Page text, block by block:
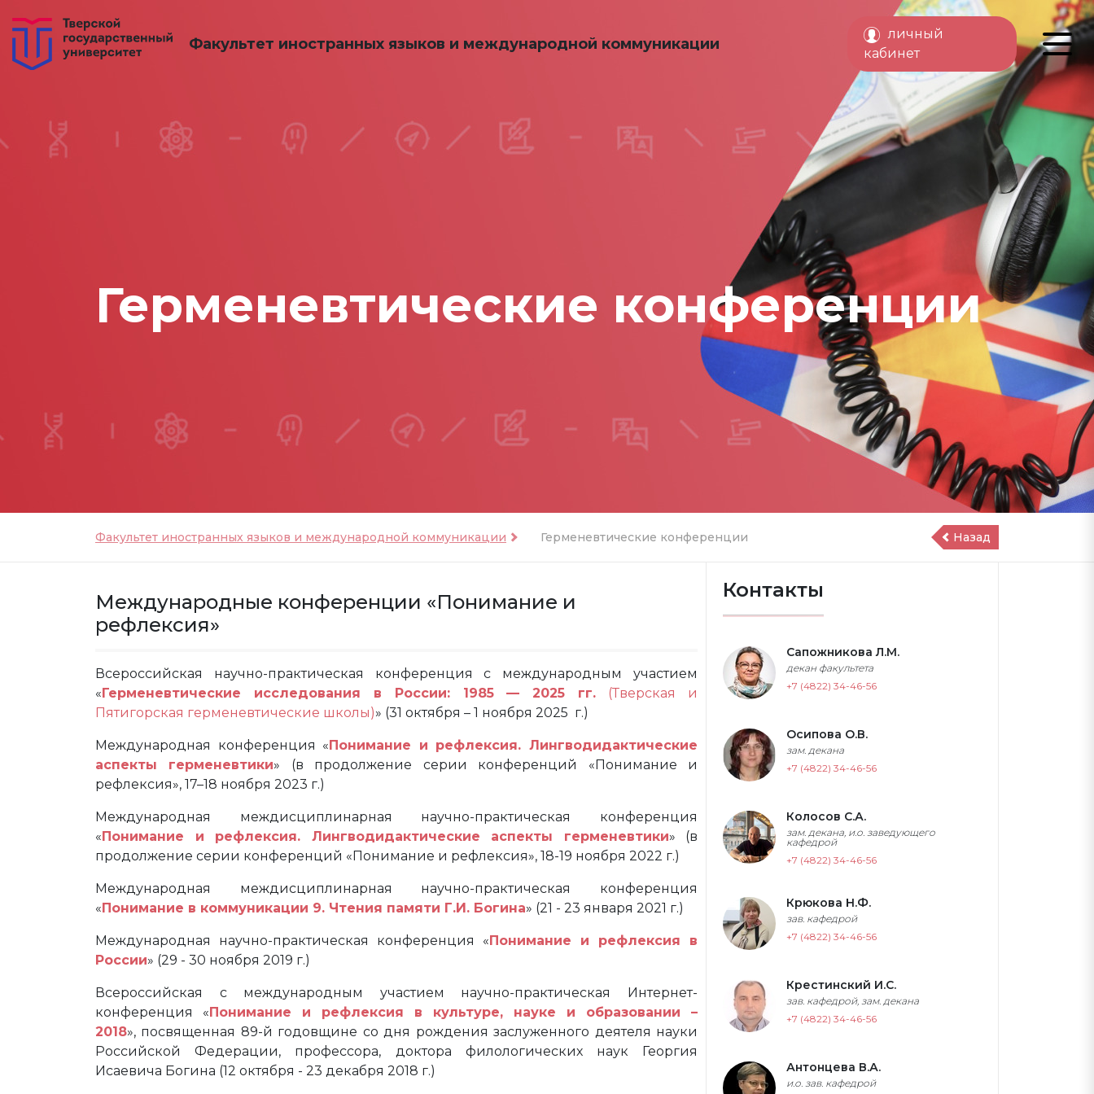
Факультет иностранных языков и международной коммуникации
личный
кабинет
Герменевтические конференции
Факультет иностранных языков и международной коммуникации Герменевтические конференции Назад
Международные конференции «Понимание и
рефлексия»
Всероссийская научно-практическая конференция с международным участием
«Герменевтические исследования в России: 1985 — 2025 гг. (Тверская и
Пятигорская герменевтические школы)» (31 октября – 1 ноября 2025 г.)
Международная конференция «Понимание и рефлексия. Лингводидактические
аспекты герменевтики» (в продолжение серии конференций «Понимание и
рефлексия», 17–18 ноября 2023 г.)
Международная междисциплинарная научно-практическая конференция
«Понимание и рефлексия. Лингводидактические аспекты герменевтики» (в
продолжение серии конференций «Понимание и рефлексия», 18-19 ноября 2022 г.)
Международная междисциплинарная научно-практическая конференция
«Понимание в коммуникации 9. Чтения памяти Г.И. Богина» (21 - 23 января 2021 г.)
Международная научно-практическая конференция «Понимание и рефлексия в
России» (29 - 30 ноября 2019 г.)
Всероссийская с международным участием научно-практическая Интернет-
конференция «Понимание и рефлексия в культуре, науке и образовании –
2018», посвященная 89-й годовщине со дня рождения заслуженного деятеля науки
Российской Федерации, профессора, доктора филологических наук Георгия
Исаевича Богина (12 октября - 23 декабря 2018 г.)
Контакты
Сапожникова Л.М.
декан факультета
+7 (4822) 34-46-56
Осипова О.В.
зам. декана
+7 (4822) 34-46-56
Колосов С.А.
зам. декана, и.о. заведующего
кафедрой
+7 (4822) 34-46-56
Крюкова Н.Ф.
зав. кафедрой
+7 (4822) 34-46-56
Крестинский И.С.
зав. кафедрой, зам. декана
+7 (4822) 34-46-56
Антонцева В.А.
и.о. зав. кафедрой